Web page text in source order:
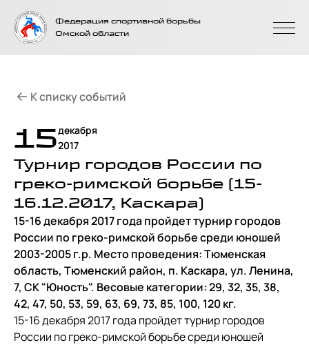
На главную
страницу
Федерация спортивной борьбы
Омской области
15декабря
2017
Турнир городов России по
греко-римской борьбе (15-
16.12.2017, Каскара)
15-16 декабря 2017 года пройдет турнир городов
России по греко-римской борьбе среди юношей
2003-2005 г.р. Место проведения: Тюменская
область, Тюменский район, п. Каскара, ул. Ленина,
7, СК "Юность". Весовые категории: 29, 32, 35, 38,
42, 47, 50, 53, 59, 63, 69, 73, 85, 100, 120 кг.
15-16 декабря 2017 года пройдет турнир городов
России по греко-римской борьбе среди юношей
К списку событий